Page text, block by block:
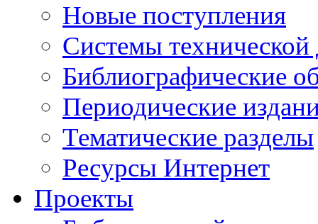
Новые поступления
Cистемы
Библиографические
Периодические
Тематические разделы
Ресурсы Интернет
Проекты